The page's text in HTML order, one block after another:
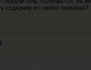
издержку из своего кармана?